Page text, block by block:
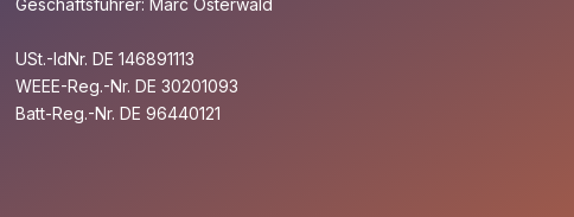
USt.-IdNr. DE 146891113
WEEE-Reg.-Nr. DE 30201093
Batt-Reg.-Nr. DE 96440121